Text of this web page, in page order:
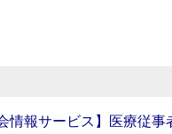
情報サービス】医療従